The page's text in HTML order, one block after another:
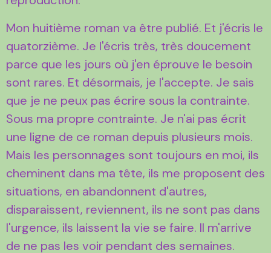
Mon huitième roman va être publié. Et j'écris le
quatorzième. Je l'écris très, très doucement
parce que les jours où j'en éprouve le besoin
sont rares. Et désormais, je l'accepte. Je sais
que je ne peux pas écrire sous la contrainte.
Sous ma propre contrainte. Je n'ai pas écrit
une ligne de ce roman depuis plusieurs mois.
Mais les personnages sont toujours en moi, ils
cheminent dans ma tête, ils me proposent des
situations, en abandonnent d'autres,
disparaissent, reviennent, ils ne sont pas dans
l'urgence, ils laissent la vie se faire. Il m'arrive
de ne pas les voir pendant des semaines.